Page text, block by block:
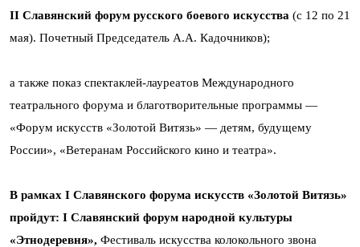
II Славянский форум русского боевого искусства (с 12 по 21
мая). Почетный Председатель А.А. Кадочников);
а также показ спектаклей-лауреатов Международного
театрального форума и благотворительные программы —
«Форум искусств «Золотой Витязь» — детям, будущему
России», «Ветеранам Российского кино и театра».
В рамках I Славянского форума искусств «Золотой Витязь»
пройдут: I Славянский форум народной культуры
«Этнодеревня», Фестиваль искусства колокольного звона